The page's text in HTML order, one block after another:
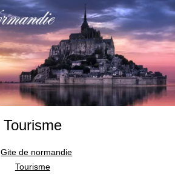
Tourisme
Gite de normandie
Tourisme